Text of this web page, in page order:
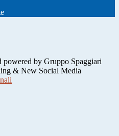
powered by Gruppo Spaggiari
& New Social Media